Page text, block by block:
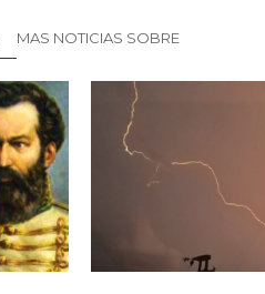
MAS NOTICIAS SOBRE